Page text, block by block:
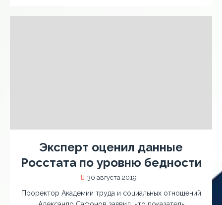
Эксперт оценил данные
Росстата по уровню бедности
30 августа 2019
Проректор Академии труда и социальных отношений